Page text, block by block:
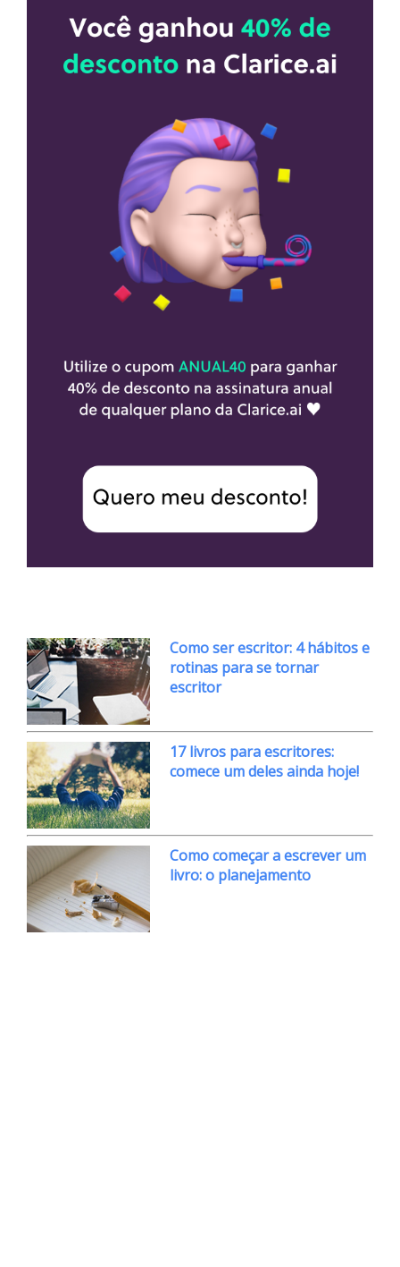
Como ser escritor: 4 hábitos e
rotinas para se tornar
escritor
17 livros para escritores:
comece um deles ainda hoje!
Como começar a escrever um
livro: o planejamento